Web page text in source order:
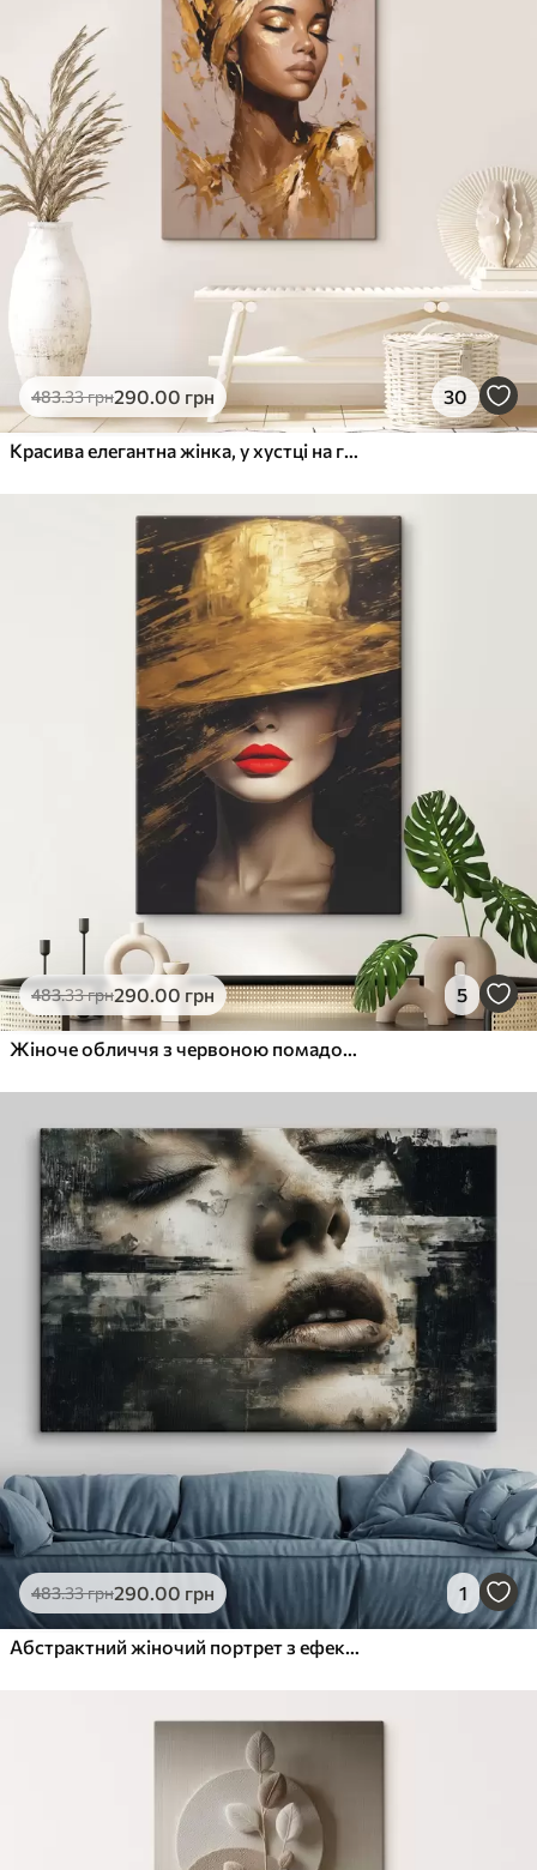
483.33грн290.00 грн 30
Красива елегантна жінка, у хустці на голові
483.33грн290.00 грн 5
Жіноче обличчя з червоною помадою під крислатим капелюхом
483.33грн290.00 грн 1
Абстрактний жіночий портрет з ефектом глюку та текстурами